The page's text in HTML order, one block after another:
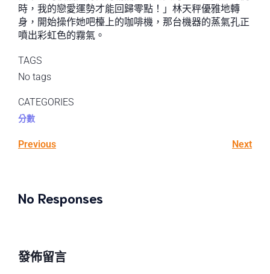
時，我的戀愛運勢才能回歸零點！」林天秤優雅地轉
身，開始操作她吧檯上的咖啡機，那台機器的蒸氣孔正
噴出彩虹色的霧氣。
TAGS
No tags
CATEGORIES
分數
Previous Next
No Responses
發佈留言